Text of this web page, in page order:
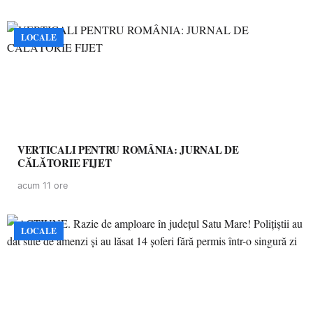
LOCALE
VERTICALI PENTRU ROMÂNIA: JURNAL DE
CĂLĂTORIE FIJET
acum 11 ore
LOCALE